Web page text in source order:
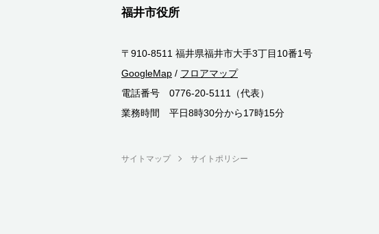
福井市役所
〒910-8511 福井県福井市大手3丁目10番1号
GoogleMap / フロアマップ
電話番号 0776-20-5111（代表）
業務時間 平日8時30分から17時15分
サイトマップ サイトポリシー